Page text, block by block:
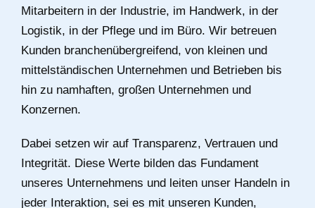
Mitarbeitern in der Industrie, im Handwerk, in der
Logistik, in der Pflege und im Büro. Wir betreuen
Kunden branchenübergreifend, von kleinen und
mittelständischen Unternehmen und Betrieben bis
hin zu namhaften, großen Unternehmen und
Konzernen.
Dabei setzen wir auf Transparenz, Vertrauen und
Integrität. Diese Werte bilden das Fundament
unseres Unternehmens und leiten unser Handeln in
jeder Interaktion, sei es mit unseren Kunden,